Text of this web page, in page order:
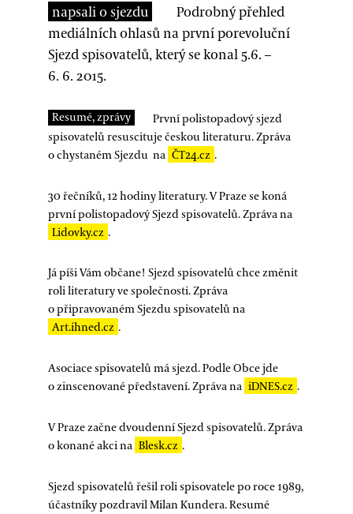
napsali o sjezdu
Podrobný přehled
mediálních ohlasů na první porevoluční
Sjezd spisovatelů, který se konal 5.6. –
6. 6. 2015.
Resumé, zprávy
První polistopadový sjezd
spisovatelů resuscituje českou literaturu. Zpráva
o chystaném Sjezdu na ČT24.cz .
30 řečníků, 12 hodiny literatury. V Praze se koná
první polistopadový Sjezd spisovatelů. Zpráva na
Lidovky.cz .
Já píši Vám občane! Sjezd spisovatelů chce změnit
roli literatury ve společnosti. Zpráva
o připravovaném Sjezdu spisovatelů na
Art.ihned.cz .
Asociace spisovatelů má sjezd. Podle Obce jde
o zinscenované představení. Zpráva na iDNES.cz .
V Praze začne dvoudenní Sjezd spisovatelů. Zpráva
o konané akci na Blesk.cz .
Sjezd spisovatelů řešil roli spisovatele po roce 1989,
účastníky pozdravil Milan Kundera. Resumé